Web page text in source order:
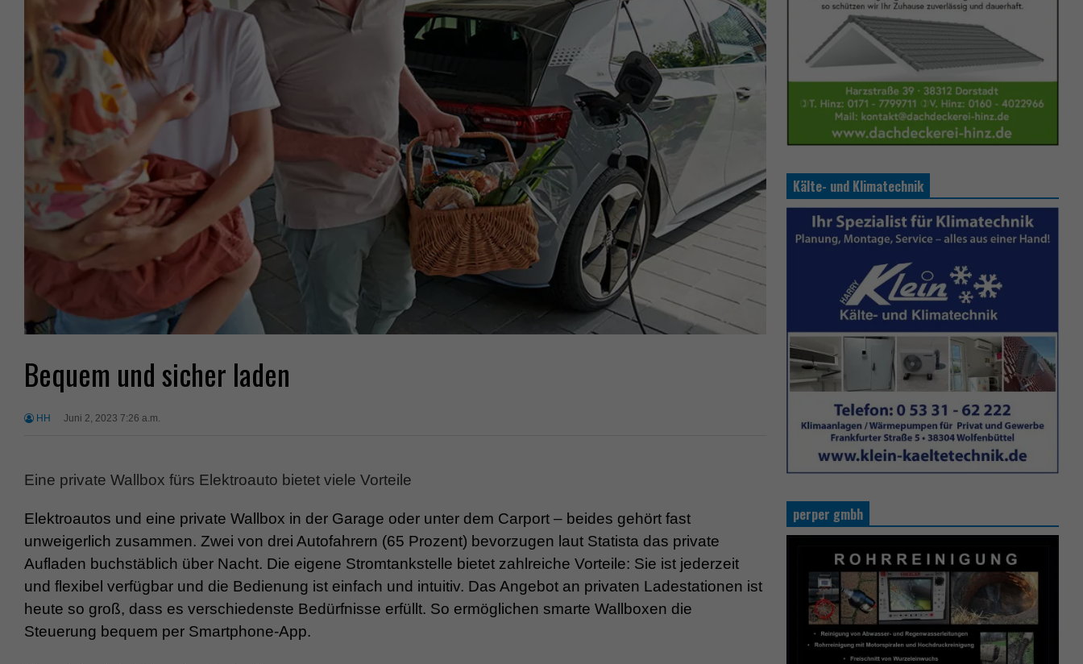
Bequem und sicher laden
HH Juni 2, 2023 7:26 a.m.
Eine private Wallbox fürs Elektroauto bietet viele Vorteile
Elektroautos und eine private Wallbox in der Garage oder unter dem Carport – beides gehört fast
unweigerlich zusammen. Zwei von drei Autofahrern (65 Prozent) bevorzugen laut Statista das private
Aufladen buchstäblich über Nacht. Die eigene Stromtankstelle bietet zahlreiche Vorteile: Sie ist jederzeit
und flexibel verfügbar und die Bedienung ist einfach und intuitiv. Das Angebot an privaten Ladestationen ist
heute so groß, dass es verschiedenste Bedürfnisse erfüllt. So ermöglichen smarte Wallboxen die
Steuerung bequem per Smartphone-App.
Kälte- und Klimatechnik
perper gmbh